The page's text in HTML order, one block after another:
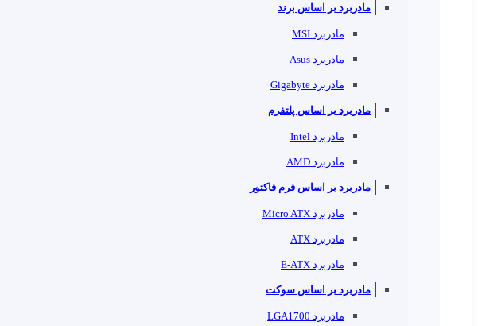
مادربرد بر اساس برند
مادربرد MSI
مادربرد Asus
مادربرد Gigabyte
مادربرد بر اساس پلتفرم
مادربرد Intel
مادربرد AMD
مادربرد بر اساس فرم فاکتور
مادربرد Micro ATX
مادربرد ATX
مادربرد E-ATX
مادربرد بر اساس سوکت
مادربرد LGA1700